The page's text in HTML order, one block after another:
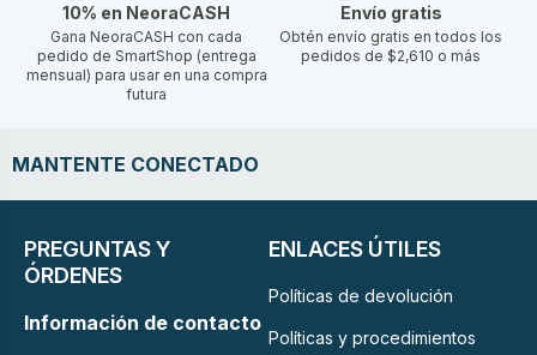
10% en NeoraCASH
Gana NeoraCASH con cada
pedido de SmartShop (entrega
mensual) para usar en una compra
futura
Envío gratis
Obtén envío gratis en todos los
pedidos de $2,610 o más
MANTENTE CONECTADO
PREGUNTAS Y
ÓRDENES
Información de contacto
ENLACES ÚTILES
Políticas de devolución
Políticas y procedimientos